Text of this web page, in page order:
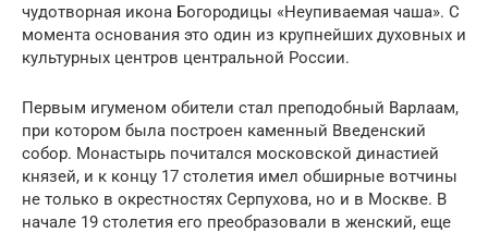
чудотворная икона Богородицы «Неупиваемая чаша». С
момента основания это один из крупнейших духовных и
культурных центров центральной России.
Первым игуменом обители стал преподобный Варлаам,
при котором была построен каменный Введенский
собор. Монастырь почитался московской династией
князей, и к концу 17 столетия имел обширные вотчины
не только в окрестностях Серпухова, но и в Москве. В
начале 19 столетия его преобразовали в женский, еще